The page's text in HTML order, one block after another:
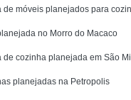
de móveis planejados para
no Morro do Macaco
de cozinha planejada em São
planejadas na Petropolis